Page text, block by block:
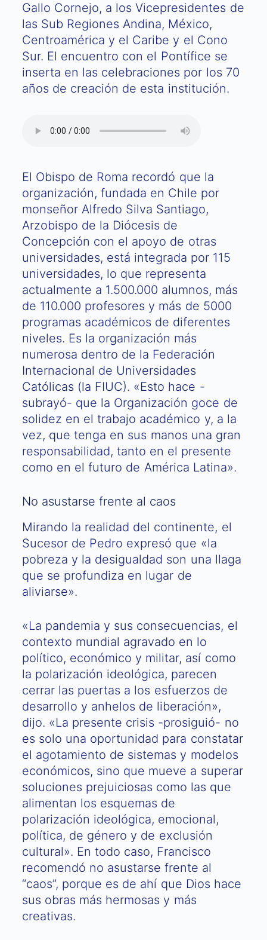
Gallo Cornejo, a los Vicepresidentes de
las Sub Regiones Andina, México,
Centroamérica y el Caribe y el Cono
Sur. El encuentro con el Pontífice se
inserta en las celebraciones por los 70
años de creación de esta institución.
El Obispo de Roma recordó que la
organización, fundada en Chile por
monseñor Alfredo Silva Santiago,
Arzobispo de la Diócesis de
Concepción con el apoyo de otras
universidades, está integrada por 115
universidades, lo que representa
actualmente a 1.500.000 alumnos, más
de 110.000 profesores y más de 5000
programas académicos de diferentes
niveles. Es la organización más
numerosa dentro de la Federación
Internacional de Universidades
Católicas (la FIUC). «Esto hace -
subrayó- que la Organización goce de
solidez en el trabajo académico y, a la
vez, que tenga en sus manos una gran
responsabilidad, tanto en el presente
como en el futuro de América Latina».
No asustarse frente al caos
Mirando la realidad del continente, el
Sucesor de Pedro expresó que «la
pobreza y la desigualdad son una llaga
que se profundiza en lugar de
aliviarse».
«La pandemia y sus consecuencias, el
contexto mundial agravado en lo
político, económico y militar, así como
la polarización ideológica, parecen
cerrar las puertas a los esfuerzos de
desarrollo y anhelos de liberación»,
dijo. «La presente crisis -prosiguió- no
es solo una oportunidad para constatar
el agotamiento de sistemas y modelos
económicos, sino que mueve a superar
soluciones prejuiciosas como las que
alimentan los esquemas de
polarización ideológica, emocional,
política, de género y de exclusión
cultural». En todo caso, Francisco
recomendó no asustarse frente al
“caos”, porque es de ahí que Dios hace
sus obras más hermosas y más
creativas.